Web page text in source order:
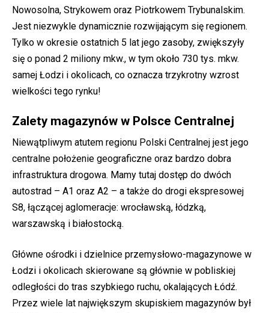
Nowosolna, Strykowem oraz Piotrkowem Trybunalskim.
Jest niezwykle dynamicznie rozwijającym się regionem.
Tylko w okresie ostatnich 5 lat jego zasoby, zwiększyły
się o ponad 2 miliony mkw., w tym około 730 tys. mkw.
samej Łodzi i okolicach, co oznacza trzykrotny wzrost
wielkości tego rynku!
Zalety magazynów w Polsce Centralnej
Niewątpliwym atutem regionu Polski Centralnej jest jego
centralne położenie geograficzne oraz bardzo dobra
infrastruktura drogowa. Mamy tutaj dostęp do dwóch
autostrad – A1 oraz A2 – a także do drogi ekspresowej
S8, łączącej aglomeracje: wrocławską, łódzką,
warszawską i białostocką.
Główne ośrodki i dzielnice przemysłowo-magazynowe w
Łodzi i okolicach skierowane są głównie w pobliskiej
odległości do tras szybkiego ruchu, okalających Łódź.
Przez wiele lat największym skupiskiem magazynów był